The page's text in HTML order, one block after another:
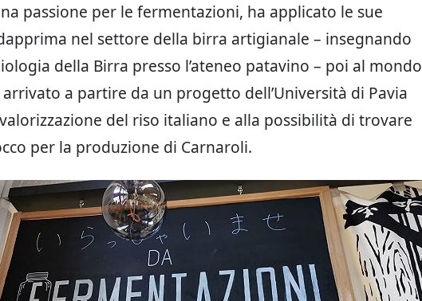
passione per le fermentazioni, ha applicato le sue
nel settore della birra artigianale – insegnando
della Birra presso l’ateneo patavino – poi al mondo
arrivato a partire da un progetto dell’Università di Pavia
del riso italiano e alla possibilità di trovare
per la produzione di Carnaroli.